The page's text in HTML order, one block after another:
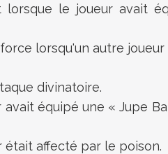
le joueur avait
lorsqu'un autre
divinatoire.
équipé une « Jupe
affecté par le poison.